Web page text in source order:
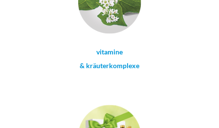
vitamine
& kräuterkomplexe